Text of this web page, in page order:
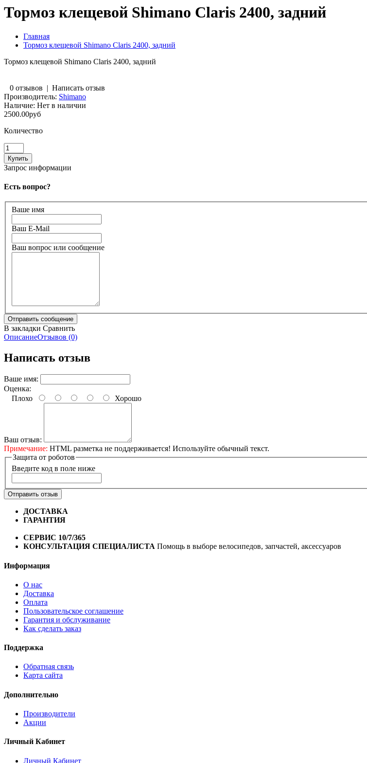
Тормоз клещевой Shimano Claris 2400, задний
Главная
Тормоз клещевой Shimano Claris 2400, задний
Тормоз клещевой Shimano Claris 2400, задний
0 отзывов | Написать отзыв
Производитель: Shimano
Наличие: Нет в наличии
2500.00руб
Количество
Запрос информации
Есть вопрос?
Ваше имя
Ваш E-Mail
Ваш вопрос или сообщение
В закладки Сравнить
ОписаниеОтзывов (0)
Написать отзыв
Ваше имя:
Оценка:
Плохо
Хорошо
Ваш отзыв:
Примечание: HTML разметка не поддерживается! Используйте обычный текст.
Защита от роботов
Введите код в поле ниже
Отправить отзыв
ДОСТАВКА
ГАРАНТИЯ
СЕРВИС 10/7/365
КОНСУЛЬТАЦИЯ СПЕЦИАЛИСТА Помощь в выборе велосипедов, запчастей, аксессуаров
Информация
О нас
Доставка
Оплата
Пользовательское соглашение
Гарантия и обслуживание
Как сделать заказ
Поддержка
Обратная связь
Карта сайта
Дополнительно
Производители
Акции
Личный Кабинет
Личный Кабинет